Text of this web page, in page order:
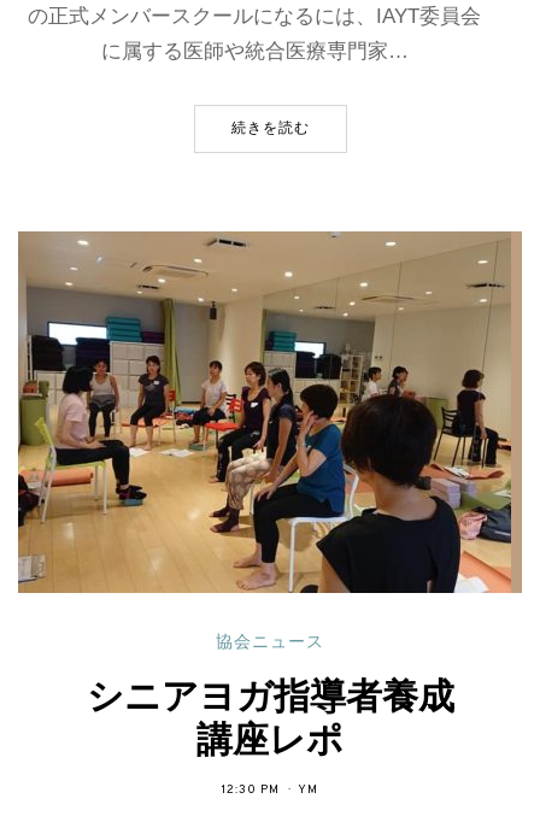
の正式メンバースクールになるには、IAYT委員会
に属する医師や統合医療専門家…
続きを読む
協会ニュース
シニアヨガ指導者養成
講座レポ
12:30 PM YM